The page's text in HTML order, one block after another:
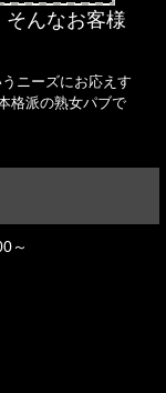
そんなお客様
ニーズにお応えす
格派の熟女パブで
～